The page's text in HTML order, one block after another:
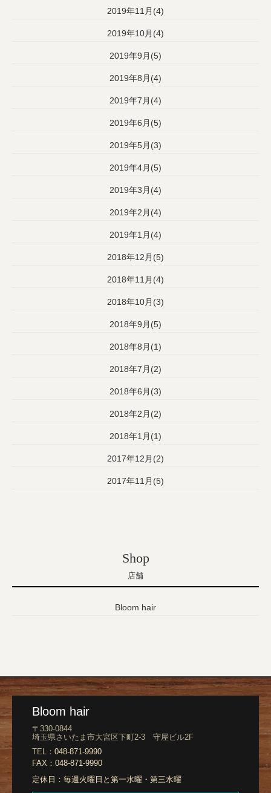
2019年11月(4)
2019年10月(4)
2019年9月(5)
2019年8月(4)
2019年7月(4)
2019年6月(5)
2019年5月(3)
2019年4月(5)
2019年3月(4)
2019年2月(4)
2019年1月(4)
2018年12月(5)
2018年11月(4)
2018年10月(3)
2018年9月(5)
2018年8月(1)
2018年7月(2)
2018年6月(3)
2018年2月(2)
2018年1月(1)
2017年12月(2)
2017年11月(5)
Shop
店舗
Bloom hair
Bloom hair
〒330-0844
埼玉県さいたま市大宮区下町2-3 守屋ビル2F
TEL： 048-871-9990
FAX： 048-871-9990
定休日： 毎週火曜日と第一水曜・第三水曜